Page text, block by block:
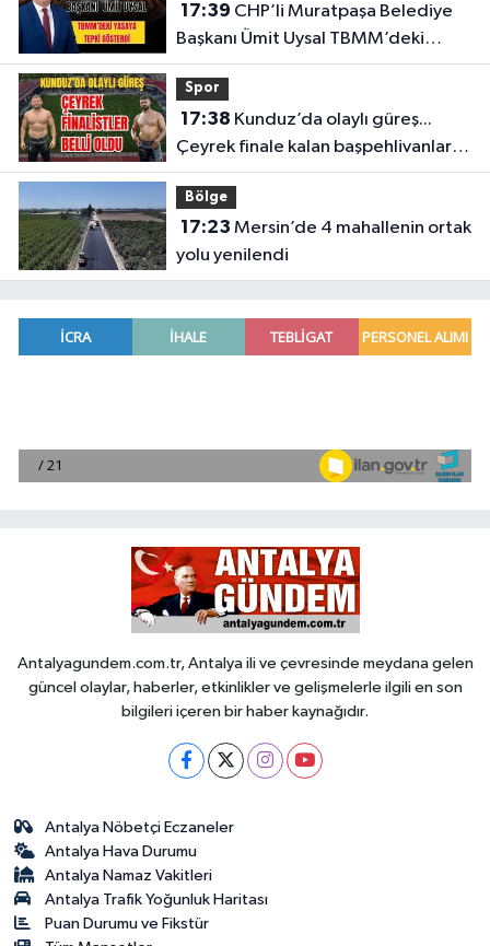
17:39
Başkanı Ümit Uysal TBMM’deki
yasaya tepki gösterdi
Spor
17:38
Çeyrek finale kalan başpehlivanlar
belli oldu
Bölge
17:23
yolu yenilendi
Antalyagundem.com.tr, Antalya ili ve çevresinde meydana gelen
güncel olaylar, haberler, etkinlikler ve gelişmelerle ilgili en son
bilgileri içeren bir haber kaynağıdır.
Antalya Nöbetçi Eczaneler
Antalya Hava Durumu
Antalya Namaz Vakitleri
Antalya Trafik Yoğunluk Haritası
Puan Durumu ve Fikstür